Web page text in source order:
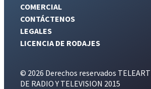
COMERCIAL
CONTÁCTENOS
LEGALES
LICENCIA DE RODAJES
© 2026 Derechos reservados
DE RADIO Y TELEVISION 2015